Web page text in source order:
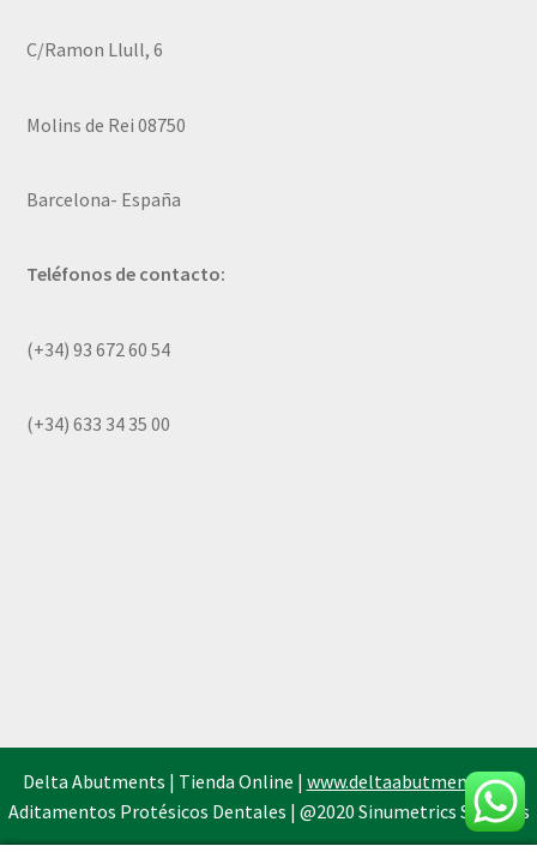
C/Ramon Llull, 6
Molins de Rei 08750
Barcelona- España
Teléfonos de contacto:
(+34) 93 672 60 54
(+34) 633 34 35 00
Delta Abutments | Tienda Online | www.deltaabutments.es|
Aditamentos Protésicos Dentales | @2020 Sinumetrics Systems